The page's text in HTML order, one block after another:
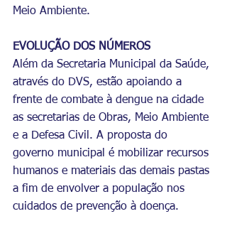
Meio Ambiente.
EVOLUÇÃO DOS NÚMEROS
Além da Secretaria Municipal da Saúde,
através do DVS, estão apoiando a
frente de combate à dengue na cidade
as secretarias de Obras, Meio Ambiente
e a Defesa Civil. A proposta do
governo municipal é mobilizar recursos
humanos e materiais das demais pastas
a fim de envolver a população nos
cuidados de prevenção à doença.